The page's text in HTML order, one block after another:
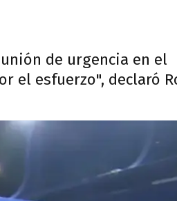
de urgencia en el
el esfuerzo", declaró